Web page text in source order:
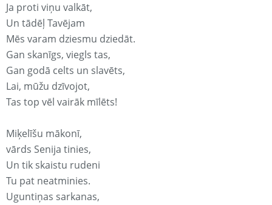
Ja proti viņu valkāt,
Un tādēļ Tavējam
Mēs varam dziesmu dziedāt.
Gan skanīgs, viegls tas,
Gan godā celts un slavēts,
Lai, mūžu dzīvojot,
Tas top vēl vairāk mīlēts!
Miķelīšu mākonī,
vārds Senija tinies,
Un tik skaistu rudeni
Tu pat neatminies.
Uguntiņas sarkanas,